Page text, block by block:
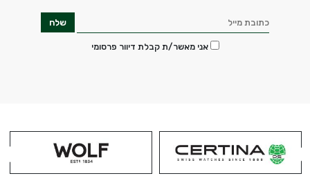
אני מאשר/ת קבלת דיוור פרסומי